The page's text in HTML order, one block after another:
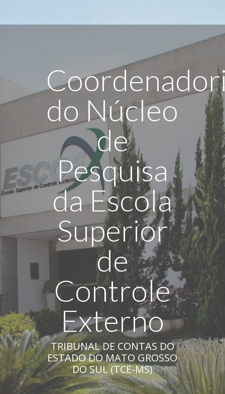
do Núcleo
de
Pesquisa
da Escola
Superior
de
Controle
Externo
TRIBUNAL DE CONTAS DO
ESTADO DO MATO GROSSO
DO SUL (TCE-MS)